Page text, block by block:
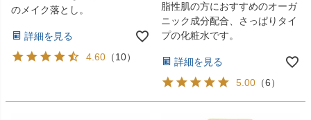
のメイク落とし。
詳細を見る
4.60 （10）
脂性肌の方におすすめのオーガ
ニック成分配合、さっぱりタイ
プの化粧水です。
詳細を見る
5.00 （6）